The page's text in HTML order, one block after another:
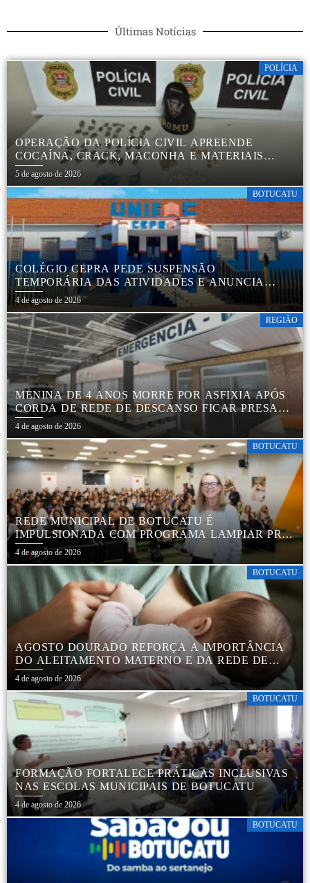
Últimas Notícias
POLÍCIA
OPERAÇÃO DA POLÍCIA CIVIL APREENDE
COCAÍNA, CRACK, MACONHA E MATERIAIS
PARA EMBALAR DROGAS EM BOTUCATU
5 de agosto de 2026
BOTUCATU
COLÉGIO CEPRA PEDE SUSPENSÃO
TEMPORÁRIA DAS ATIVIDADES E ANUNCIA
REESTRUTURAÇÃO EM BOTUCATU
4 de agosto de 2026
REGIÃO
MENINA DE 4 ANOS MORRE POR ASFIXIA APÓS
CORDA DE REDE DE DESCANSO FICAR PRESA
AO PESCOÇO EM MARÍLIA
4 de agosto de 2026
BOTUCATU
REDE MUNICIPAL DE BOTUCATU É
IMPULSIONADA COM PROGRAMA LAMPIAR PRÉ-
ESCOLA
4 de agosto de 2026
BOTUCATU
AGOSTO DOURADO REFORÇA A IMPORTÂNCIA
DO ALEITAMENTO MATERNO E DA REDE DE
APOIO ÀS FAMÍLIAS EM BOTUCATU
4 de agosto de 2026
BOTUCATU
FORMAÇÃO FORTALECE PRÁTICAS INCLUSIVAS
NAS ESCOLAS MUNICIPAIS DE BOTUCATU
4 de agosto de 2026
BOTUCATU